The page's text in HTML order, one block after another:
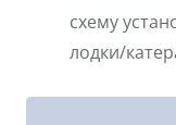
схему
лодки/